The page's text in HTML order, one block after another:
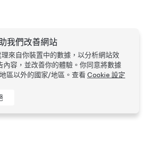
我們改善網站
來自你裝置中的數據，以分析網站效
內容，並改善你的體驗。你同意將數據
區以外的國家/地區。查看 Cookie 設定